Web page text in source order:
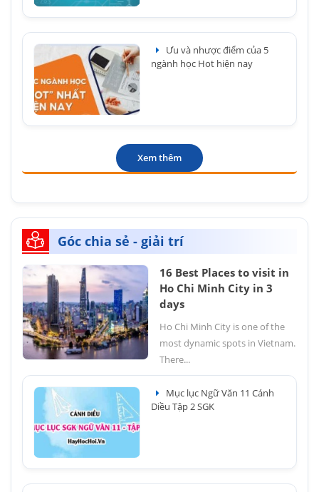
Ưu và nhược điểm của 5
ngành học Hot hiện nay
Xem thêm
Góc chia sẻ - giải trí
16 Best Places to visit in
Ho Chi Minh City in 3
days
Ho Chi Minh City is one of the
most dynamic spots in Vietnam.
There...
Mục lục Ngữ Văn 11 Cánh
Diều Tập 2 SGK